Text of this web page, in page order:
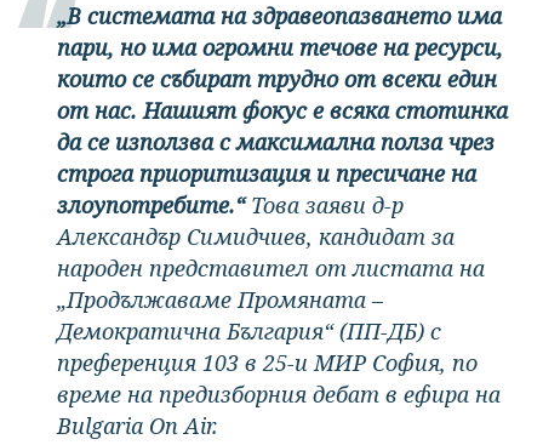
„В системата на здравеопазването има
пари, но има огромни течове на ресурси,
които се събират трудно от всеки един
от нас. Нашият фокус е всяка стотинка
да се използва с максимална полза чрез
строга приоритизация и пресичане на
злоупотребите.“Това заяви д-р
Александър Симидчиев, кандидат за
народен представител от листата на
„Продължаваме Промяната –
Демократична България“ (ПП-ДБ) с
преференция 103 в 25-и МИР София, по
време на предизборния дебат в ефира на
Bulgaria On Air.